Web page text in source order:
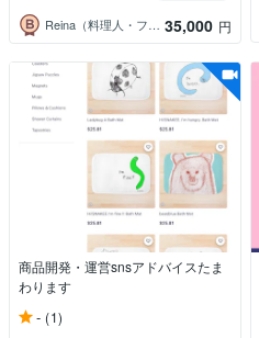
Reina（料理人・フードスタイリスト） 35,000 円
商品開発・運営snsアドバイスたま
わります
- (1)